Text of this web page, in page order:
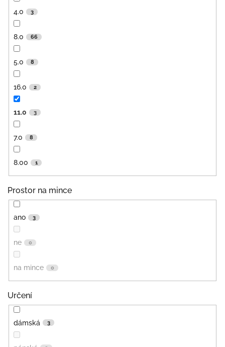
4.0 3
8.0 66
5.0 8
16.0 2
11.0 3
7.0 8
8.00 1
Prostor na mince
ano 3
ne 0
na mince 0
Určení
dámská 3